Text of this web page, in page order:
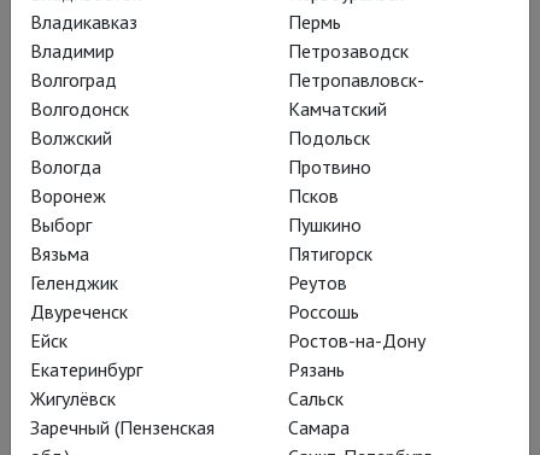
Болгарская сопрано. Окончила Женевскую консерваторию,
лауреат многих национальных конкурсов и победительница
международного конкурса «Operalia» (2010).
В 2012 году дебютировала на сцене Королевской оперы
Ковент-Гарден (Лондон), в 2013 году состоялся её дебют
на сцене Метрополитен-оперы в партии Джильды
(«Риголетто»). »). В начале своей карьеры много исполняла
раннюю и барочную музыку, но с тех пор включила в
репертуар такие партии, как Виолетта («Травиата»), Донна
Эльвира («Дон Жуан»), Мими и Мюзетта («Богема»), Графиня
(«Свадьба Фигаро»), заглавные партии в «Лючии ди
Ламмермур», «Норме», «Медее», «Иоланте», «Тоске» и
«Луизе Миллер», Микаэла («Кармен»), Маргарита «Фауст»,
Антония («Сказки Гофмана»), Татьяна («Евгений Онегин»),
Дездемона («Отелло»), Елизавета («Дон Карлос») и др.
Владикавказ
Владимир
Волгоград
Волгодонск
Волжский
Вологда
Воронеж
Выборг
Вязьма
Геленджик
Двуреченск
Ейск
Екатеринбург
Жигулёвск
Заречный (Пензенская
Пермь
Петрозаводск
Петропавловск-
Камчатский
Подольск
Протвино
Псков
Пушкино
Пятигорск
Реутов
Россошь
Ростов-на-Дону
Рязань
Сальск
Самара